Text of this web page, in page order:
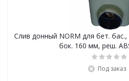
Слив донный NORM для бет.
бок. 160 мм, реш.
Под заказ